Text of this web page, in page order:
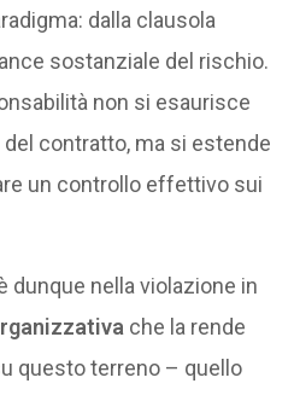
dalla clausola
sostanziale del rischio.
non si esaurisce
contratto, ma si estende
un controllo effettivo sui
dunque nella violazione in
che la rende
questo terreno – quello